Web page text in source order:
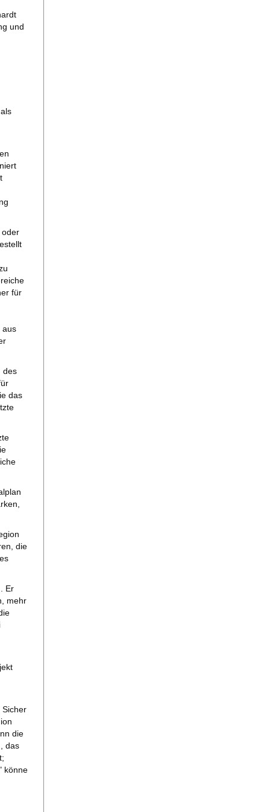
und
oder
für
aus
des
das
die
Er
mehr
Sicher
die
das
könne